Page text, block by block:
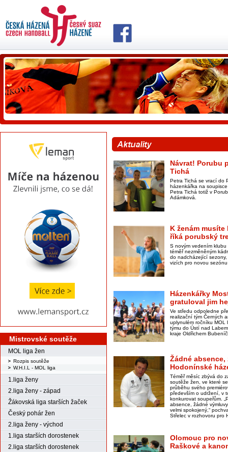
Mistrovské soutěže
MOL liga žen
Rozpis soutěže
W.H.I.L - MOL liga
1.liga ženy
2.liga ženy - západ
Žákovská liga starších žaček
Český pohár žen
2.liga ženy - východ
1.liga starších dorostenek
2.liga starších dorostenek
Návrat! Porubu
Tichá
Petra Tichá se vrací do
házenkářka na
Petra Tichá totiž v
Adámková.
K ženám
říká porubský
S novým vedením
téměř nezměněným
do nadcházející
vizích pro novou
Házenkářky
gratuloval jim
Ve středu odpoledne
realizační tým Černých
uplynulém ročníku MOL
týmu do Ústí nad
kraje Oldřichem
Žádné absence,
Hodonínské
Téměř měsíc zbývá do
soutěže žen, ve které
průběhu svého
především o udržení, v
konkurovat soupeřům.
absence, žádné
velmi spokojený,“
Střelec v rozhovoru pro
Olomouc pro
Raškové a